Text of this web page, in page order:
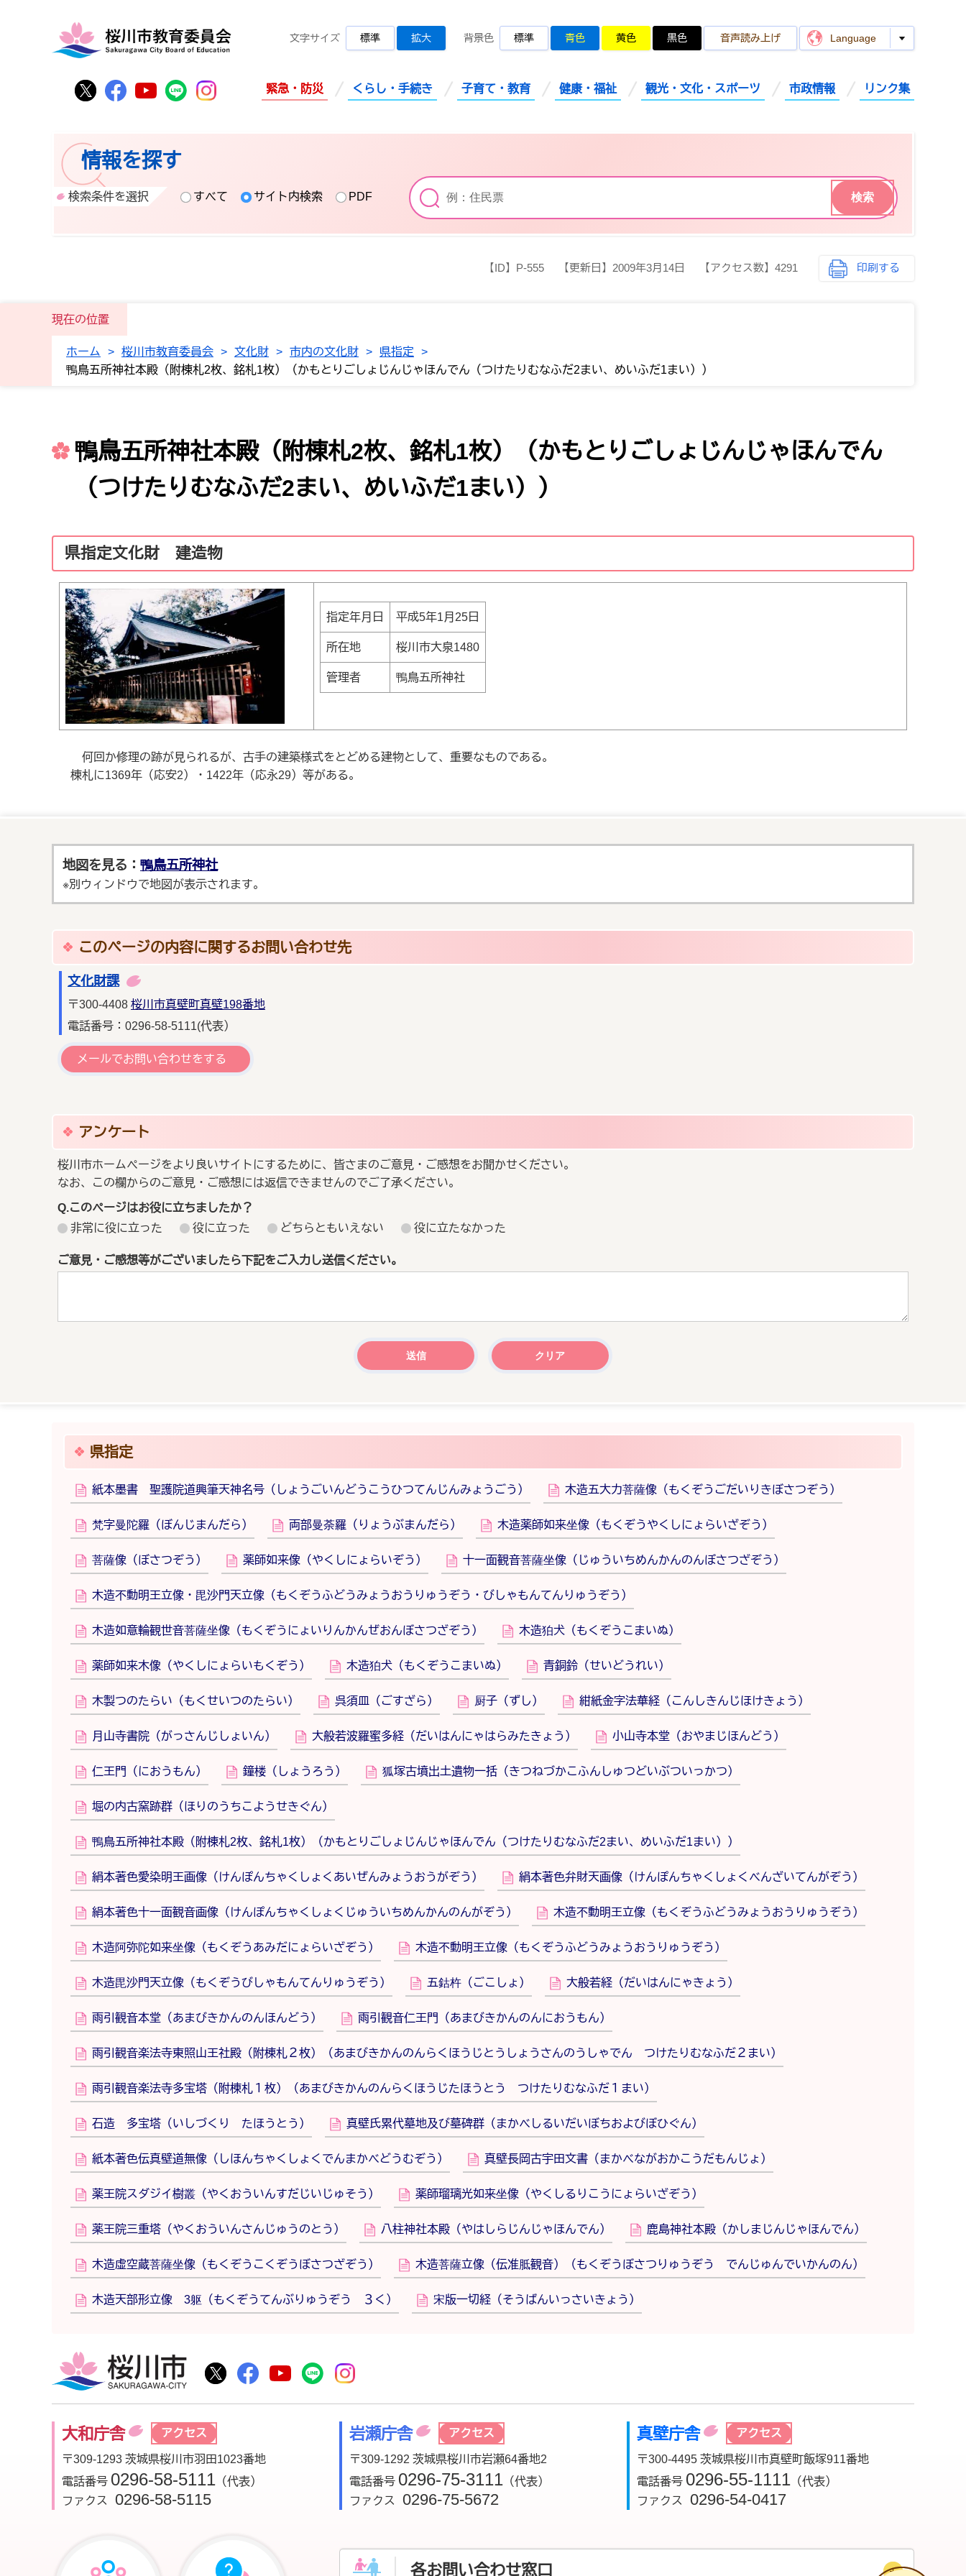
桜川市公式Twitter
桜川市公式Facebook
桜川市公式YouTube
桜川市公式LINE
Instagram
文字サイズ 標準 拡大 背景色 標準 青色 黄色 黒色 音声読み上げ Language
緊急・防災 くらし・手続き 子育て・教育 健康・福祉 観光・文化・スポーツ 市政情報 リンク集
情報を探す
検索条件を選択 すべて サイト内検索 PDF
【ID】 P-555 【更新日】 2009年3月14日 【アクセス数】 4291 印刷する
現在の位置
ホーム > 桜川市教育委員会 > 文化財 > 市内の文化財 > 県指定
>
鴨鳥五所神社本殿（附棟札2枚、銘札1枚）（かもとりごしょじんじゃほんでん（つけたりむなふだ2まい、めいふだ1まい））
鴨鳥五所神社本殿（附棟札2枚、銘札1枚）（かもとりごしょじんじゃほんでん
（つけたりむなふだ2まい、めいふだ1まい））
県指定文化財 建造物
指定年月日 平成5年1月25日
所在地 桜川市大泉1480
管理者 鴨鳥五所神社
何回か修理の跡が見られるが、古手の建築様式をとどめる建物として、重要なものである。
棟札に1369年（応安2）・1422年（応永29）等がある。
地図を見る： 鴨鳥五所神社
※別ウィンドウで地図が表示されます。
このページの内容に関するお問い合わせ先
文化財課
〒300-4408 桜川市真壁町真壁198番地
電話番号：0296-58-5111(代表）
メールでお問い合わせをする
アンケート
桜川市ホームページをより良いサイトにするために、皆さまのご意見・ご感想をお聞かせください。
なお、この欄からのご意見・ご感想には返信できませんのでご了承ください。
Q.このページはお役に立ちましたか？
非常に役に立った
役に立った どちらともいえない 役に立たなかった
ご意見・ご感想等がございましたら下記をご入力し送信ください。
県指定
紙本墨書 聖護院道興筆天神名号（しょうごいんどうこうひつてんじんみょうごう） 木造五大力菩薩像（もくぞうごだいりきぼさつぞう）
梵字曼陀羅（ぼんじまんだら） 両部曼荼羅（りょうぶまんだら） 木造薬師如来坐像（もくぞうやくしにょらいざぞう）
菩薩像（ぼさつぞう） 薬師如来像（やくしにょらいぞう） 十一面観音菩薩坐像（じゅういちめんかんのんぼさつざぞう）
木造不動明王立像・毘沙門天立像（もくぞうふどうみょうおうりゅうぞう・びしゃもんてんりゅうぞう）
木造如意輪観世音菩薩坐像（もくぞうにょいりんかんぜおんぼさつざぞう） 木造狛犬（もくぞうこまいぬ）
薬師如来木像（やくしにょらいもくぞう） 木造狛犬（もくぞうこまいぬ） 青銅鈴（せいどうれい）
木製つのたらい（もくせいつのたらい） 呉須皿（ごすざら） 厨子（ずし） 紺紙金字法華経（こんしきんじほけきょう）
月山寺書院（がっさんじしょいん） 大般若波羅蜜多経（だいはんにゃはらみたきょう） 小山寺本堂（おやまじほんどう）
仁王門（におうもん） 鐘楼（しょうろう） 狐塚古墳出土遺物一括（きつねづかこふんしゅつどいぶついっかつ）
堀の内古窯跡群（ほりのうちこようせきぐん）
鴨鳥五所神社本殿（附棟札2枚、銘札1枚）（かもとりごしょじんじゃほんでん（つけたりむなふだ2まい、めいふだ1まい））
絹本著色愛染明王画像（けんぽんちゃくしょくあいぜんみょうおうがぞう） 絹本著色弁財天画像（けんぽんちゃくしょくべんざいてんがぞう）
絹本著色十一面観音画像（けんぽんちゃくしょくじゅういちめんかんのんがぞう） 木造不動明王立像（もくぞうふどうみょうおうりゅうぞう）
木造阿弥陀如来坐像（もくぞうあみだにょらいざぞう） 木造不動明王立像（もくぞうふどうみょうおうりゅうぞう）
木造毘沙門天立像（もくぞうびしゃもんてんりゅうぞう） 五鈷杵（ごこしょ） 大般若経（だいはんにゃきょう）
雨引観音本堂（あまびきかんのんほんどう） 雨引観音仁王門（あまびきかんのんにおうもん）
雨引観音楽法寺東照山王社殿（附棟札２枚）（あまびきかんのんらくほうじとうしょうさんのうしゃでん つけたりむなふだ２まい）
雨引観音楽法寺多宝塔（附棟札１枚）（あまびきかんのんらくほうじたほうとう つけたりむなふだ１まい）
石造 多宝塔（いしづくり たほうとう） 真壁氏累代墓地及び墓碑群（まかべしるいだいぼちおよびぼひぐん）
紙本著色伝真壁道無像（しほんちゃくしょくでんまかべどうむぞう） 真壁長岡古宇田文書（まかべながおかこうだもんじょ）
薬王院スダジイ樹叢（やくおういんすだじいじゅそう） 薬師瑠璃光如来坐像（やくしるりこうにょらいざぞう）
薬王院三重塔（やくおういんさんじゅうのとう） 八柱神社本殿（やはしらじんじゃほんでん） 鹿島神社本殿（かしまじんじゃほんでん）
木造虚空蔵菩薩坐像（もくぞうこくぞうぼさつざぞう） 木造菩薩立像（伝准胝観音）（もくぞうぼさつりゅうぞう でんじゅんでいかんのん）
木造天部形立像 3躯（もくぞうてんぶりゅうぞう ３く） 宋版一切経（そうばんいっさいきょう）
桜川市公式Twitter
桜川市公式Facebook
桜川市公式YouTube
桜川市公式LINE
大和庁舎 アクセス
〒309-1293 茨城県桜川市羽田1023番地
電話番号 0296-58-5111 （代表）
ファクス
0296-58-5115
岩瀬庁舎 アクセス
〒309-1292 茨城県桜川市岩瀬64番地2
電話番号 0296-75-3111 （代表）
ファクス
0296-75-5672
真壁庁舎 アクセス
〒300-4495 茨城県桜川市真壁町飯塚911番地
電話番号 0296-55-1111 （代表）
ファクス
0296-54-0417
各お問い合わせ窓口